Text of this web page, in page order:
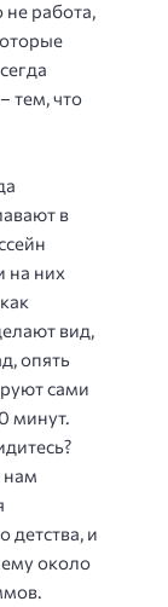
не работа,
тем, что
в
на них
вид,
опять
сами
минут.
нам
детства, и
около